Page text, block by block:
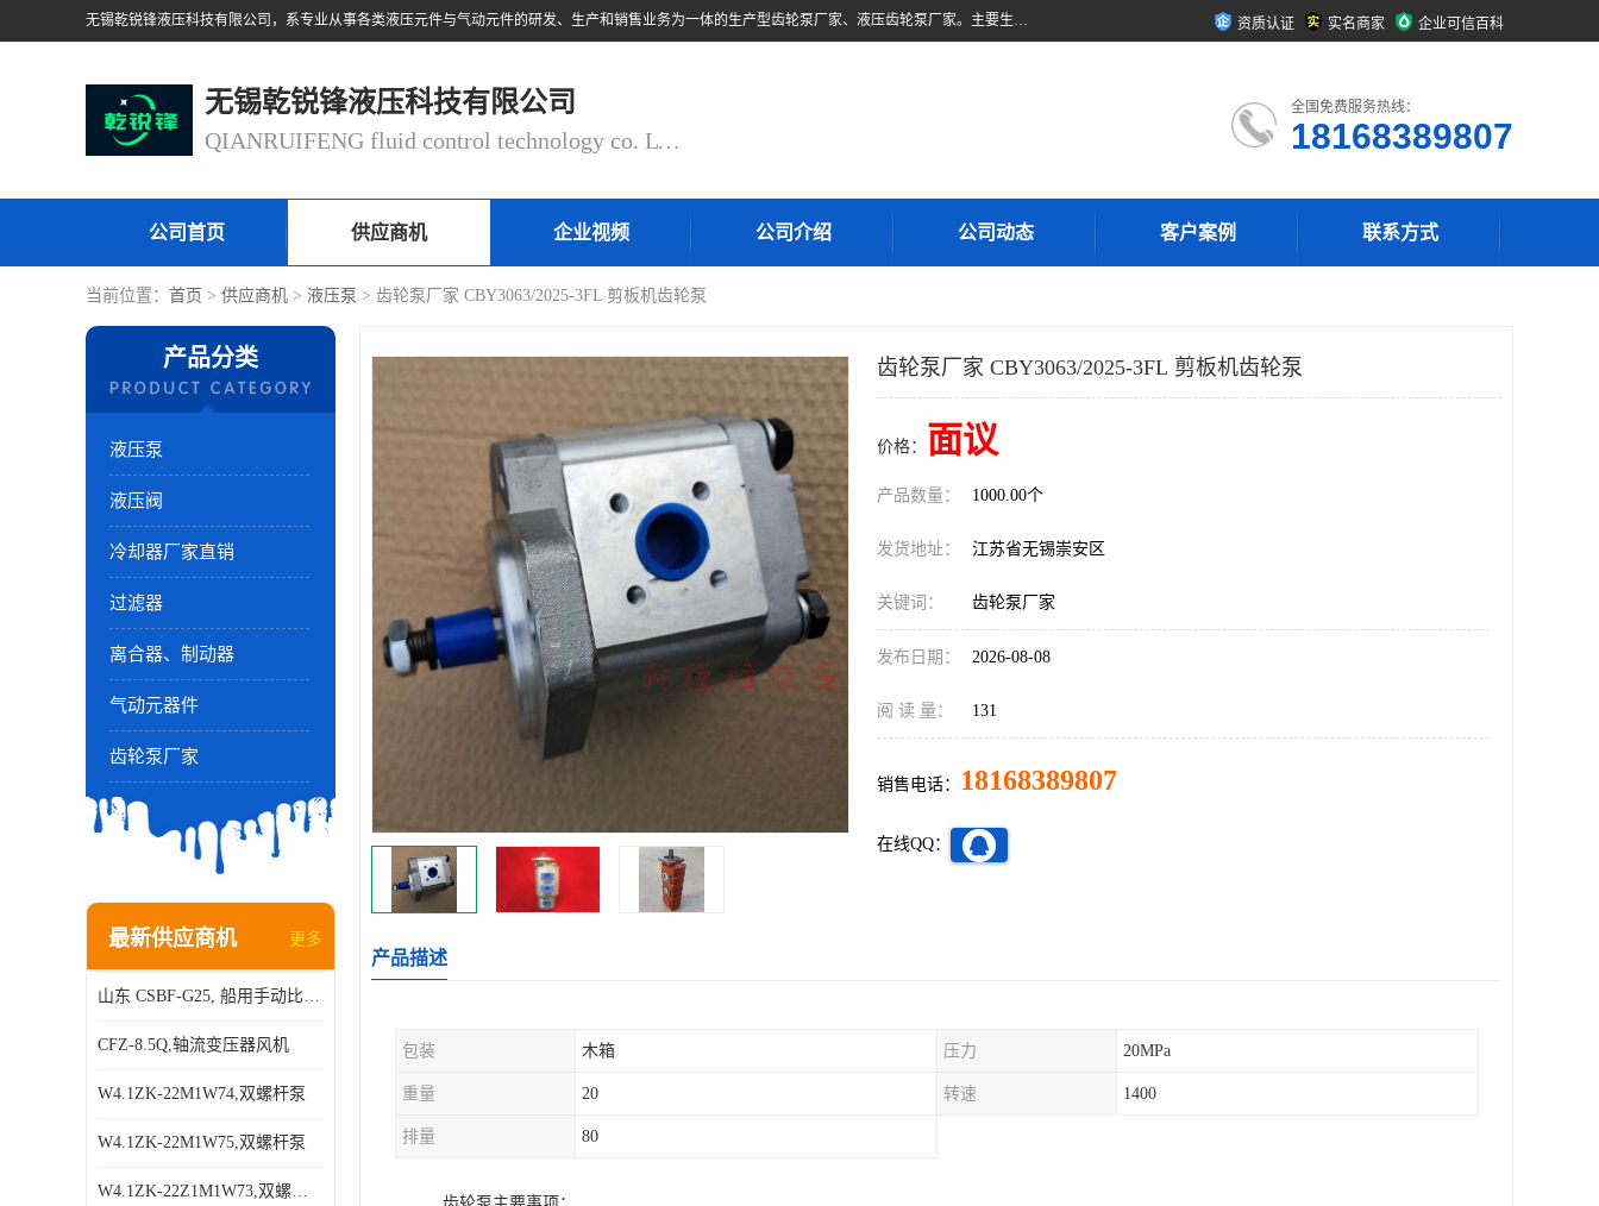
无锡乾锐锋液压科技有限公司，系专业从事各类液压元件与气动元件的研发、生产和销售业务为一体的生产型齿轮泵厂家、液压齿轮泵厂家。主要生产销售风冷式冷却器、液压油风冷却器，冷却器厂家直销、齿轮泵型号、齿轮泵厂家排名详情可来电咨询！ 资质认证 实名商家 企业可信百科
无锡乾锐锋液压科技有限公司
QIANRUIFENG fluid control technology co. LTD
全国免费服务热线：
18168389807
公司首页 供应商机 企业视频 公司介绍 公司动态 客户案例 联系方式
当前位置： 首页 > 供应商机 > 液压泵 > 齿轮泵厂家 CBY3063/2025-3FL 剪板机齿轮泵
产品分类
液压泵
液压阀
冷却器厂家直销
过滤器
离合器、制动器
气动元器件
齿轮泵厂家
最新供应商机 更多
山东 CSBF-G25, 船用手动比例流量方向复合阀
CFZ-8.5Q,轴流变压器风机
W4.1ZK-22M1W74,双螺杆泵
W4.1ZK-22M1W75,双螺杆泵
W4.1ZK-22Z1M1W73,双螺杆泵
齿轮泵厂家 CBY3063/2025-3FL 剪板机齿轮泵
价格： 面议
产品数量： 1000.00个
发货地址： 江苏省无锡崇安区
关键词： 齿轮泵厂家
发布日期： 2026-08-08
阅 读 量： 131
销售电话： 18168389807
在线QQ：
产品描述
包装 木箱 压力 20MPa
重量 20 转速 1400
排量 80